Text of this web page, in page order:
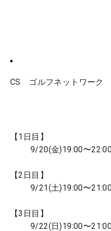
CS ゴルフネットワーク
【1日目】
9/20(金)19:00〜
【2日目】
9/21(土)19:00〜
【3日目】
9/22(日)19:00〜